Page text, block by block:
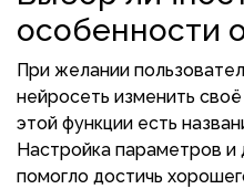
особенности
При желании
нейросеть изменить
этой функции есть
Настройка параметров и
помогло достичь